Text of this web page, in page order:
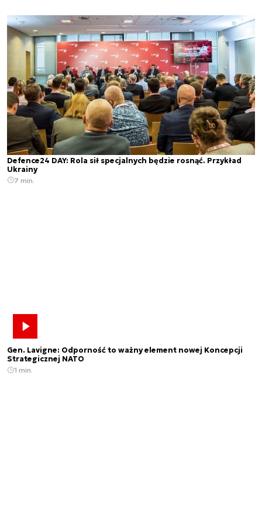
Defence24 DAY: Rola sił specjalnych będzie rosnąć. Przykład
Ukrainy
7 min.
Gen. Lavigne: Odporność to ważny element nowej Koncepcji
Strategicznej NATO
1 min.